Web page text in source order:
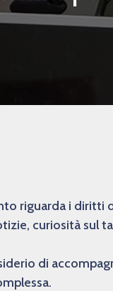
riguarda i diritti
curiosità sul
di